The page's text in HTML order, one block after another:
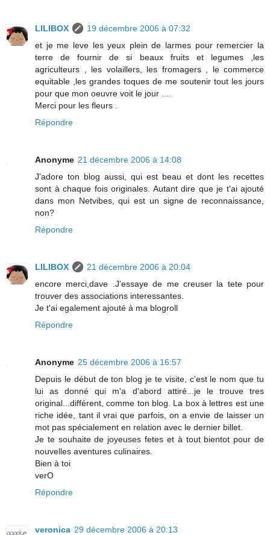
LILIBOX
19 décembre 2006 à 07:32
et je me leve les yeux plein de larmes pour remercier la
terre de fournir de si beaux fruits et legumes ,les
agriculteurs , les volaillers, les fromagers , le commerce
equitable ,les grandes toques de me soutenir tout les jours
pour que mon oeuvre voit le jour ....
Merci pour les fleurs .
Répondre
Anonyme 21 décembre 2006 à 14:08
J'adore ton blog aussi, qui est beau et dont les recettes
sont à chaque fois originales. Autant dire que je t'ai ajouté
dans mon Netvibes, qui est un signe de reconnaissance,
non?
Répondre
LILIBOX
21 décembre 2006 à 20:04
encore merci,dave .J'essaye de me creuser la tete pour
trouver des associations interessantes.
Je t'ai egalement ajouté à ma blogroll
Répondre
Anonyme 25 décembre 2006 à 16:57
Depuis le début de ton blog je te visite, c'est le nom que tu
lui as donné qui m'a d'abord attiré...je le trouve tres
original...différent, comme ton blog. La box à lettres est une
riche idée, tant il vrai que parfois, on a envie de laisser un
mot pas spécialement en relation avec le dernier billet.
Je te souhaite de joyeuses fetes et à tout bientot pour de
nouvelles aventures culinaires.
Bien à toi
verO
Répondre
veronica 29 décembre 2006 à 20:13